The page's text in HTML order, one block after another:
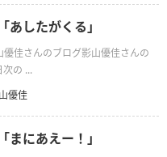
あしたがくる」
佳さんのブログ影山優佳さんの
次の ...
優佳
まにあえー！」